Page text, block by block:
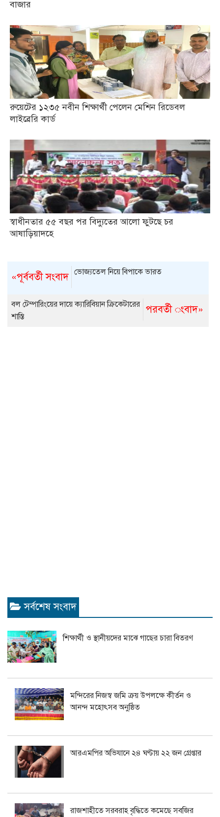
বাজার
রুয়েটের ১২৩৫ নবীন শিক্ষার্থী পেলেন মেশিন রিডেবল
লাইব্রেরি কার্ড
স্বাধীনতার ৫৫ বছর পর বিদ্যুতের আলো ফুটছে চর
আষাড়িয়াদহে
«পূর্ববর্তী সংবাদ ভোজ্যতেল নিয়ে বিপাকে ভারত
পরবর্তী ংবাদ»
বল টেম্পারিংয়ের দায়ে ক্যারিবিয়ান ক্রিকেটারের
শাস্তি
সর্বশেষ সংবাদ
শিক্ষার্থী ও স্থানীয়দের মাঝে গাছের চারা বিতরণ
মন্দিরের নিজস্ব জমি ক্রয় উপলক্ষে কীর্তন ও
আনন্দ মহোৎসব অনুষ্ঠিত
আরএমপির অভিযানে ২৪ ঘণ্টায় ২২ জন গ্রেপ্তার
রাজশাহীতে সরবরাহ বৃদ্ধিতে কমেছে সবজির